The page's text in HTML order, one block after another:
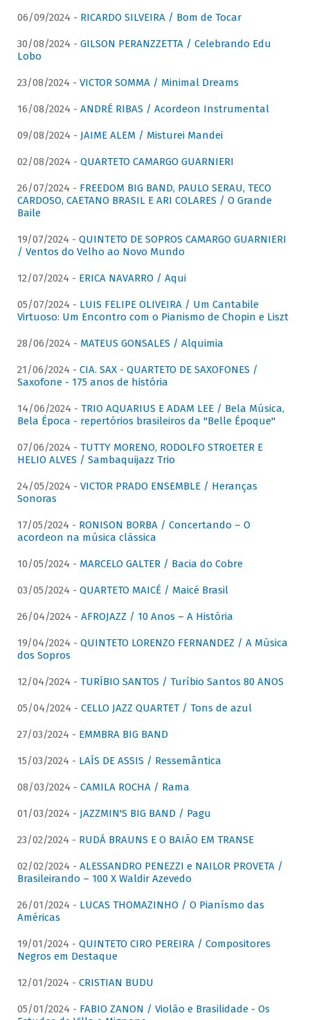
06/09/2024 - RICARDO SILVEIRA / Bom de Tocar
30/08/2024 - GILSON PERANZZETTA / Celebrando Edu
Lobo
23/08/2024 - VICTOR SOMMA / Minimal Dreams
16/08/2024 - ANDRÉ RIBAS / Acordeon Instrumental
09/08/2024 - JAIME ALEM / Misturei Mandei
02/08/2024 - QUARTETO CAMARGO GUARNIERI
26/07/2024 - FREEDOM BIG BAND, PAULO SERAU, TECO
CARDOSO, CAETANO BRASIL E ARI COLARES / O Grande
Baile
19/07/2024 - QUINTETO DE SOPROS CAMARGO GUARNIERI
/ Ventos do Velho ao Novo Mundo
12/07/2024 - ERICA NAVARRO / Aqui
05/07/2024 - LUIS FELIPE OLIVEIRA / Um Cantabile
Virtuoso: Um Encontro com o Pianismo de Chopin e Liszt
28/06/2024 - MATEUS GONSALES / Alquimia
21/06/2024 - CIA. SAX - QUARTETO DE SAXOFONES /
Saxofone - 175 anos de história
14/06/2024 - TRIO AQUARIUS E ADAM LEE / Bela Música,
Bela Época - repertórios brasileiros da "Belle Époque"
07/06/2024 - TUTTY MORENO, RODOLFO STROETER E
HELIO ALVES / Sambaquijazz Trio
24/05/2024 - VICTOR PRADO ENSEMBLE / Heranças
Sonoras
17/05/2024 - RONISON BORBA / Concertando – O
acordeon na música clássica
10/05/2024 - MARCELO GALTER / Bacia do Cobre
03/05/2024 - QUARTETO MAICÉ / Maicé Brasil
26/04/2024 - AFROJAZZ / 10 Anos – A História
19/04/2024 - QUINTETO LORENZO FERNANDEZ / A Música
dos Sopros
12/04/2024 - TURÍBIO SANTOS / Turíbio Santos 80 ANOS
05/04/2024 - CELLO JAZZ QUARTET / Tons de azul
27/03/2024 - EMMBRA BIG BAND
15/03/2024 - LAÍS DE ASSIS / Ressemântica
08/03/2024 - CAMILA ROCHA / Rama
01/03/2024 - JAZZMIN'S BIG BAND / Pagu
23/02/2024 - RUDÁ BRAUNS E O BAIÃO EM TRANSE
02/02/2024 - ALESSANDRO PENEZZI e NAILOR PROVETA /
Brasileirando – 100 X Waldir Azevedo
26/01/2024 - LUCAS THOMAZINHO / O Pianísmo das
Américas
19/01/2024 - QUINTETO CIRO PEREIRA / Compositores
Negros em Destaque
12/01/2024 - CRISTIAN BUDU
05/01/2024 - FABIO ZANON / Violão e Brasilidade - Os